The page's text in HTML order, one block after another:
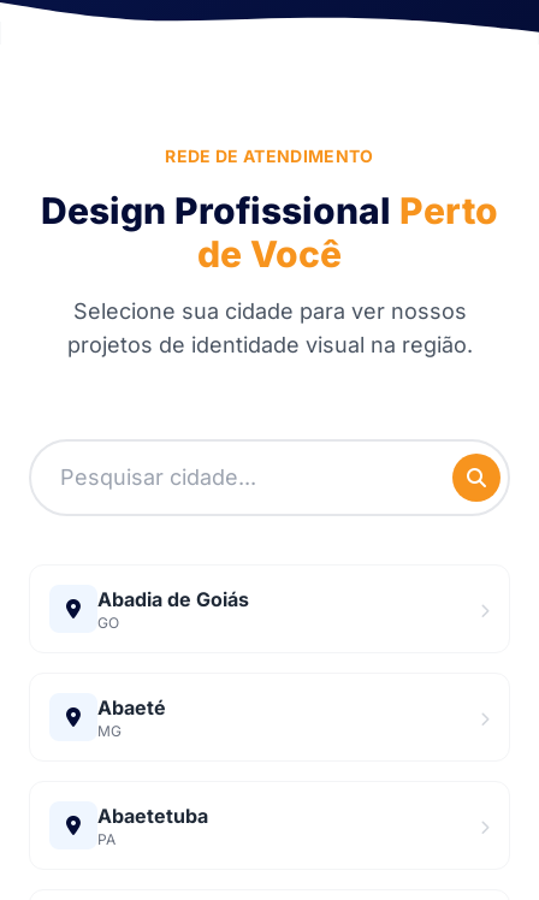
REDE DE ATENDIMENTO
Design Profissional Perto
de Você
Selecione sua cidade para ver nossos
projetos de identidade visual na região.
Abadia de Goiás
GO
Abaeté
MG
Abaetetuba
PA